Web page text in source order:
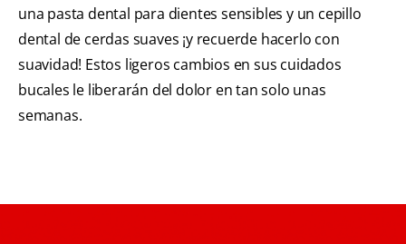
una pasta dental para dientes sensibles y un cepillo
dental de cerdas suaves ¡y recuerde hacerlo con
suavidad! Estos ligeros cambios en sus cuidados
bucales le liberarán del dolor en tan solo unas
semanas.